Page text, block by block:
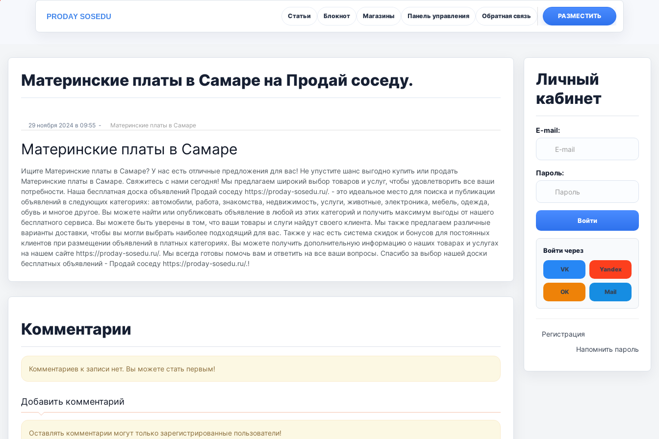
PRODAY SOSEDU Статьи Блокнот Магазины Панель управления Обратная связь РАЗМЕСТИТЬ
Материнские платы в Самаре на Продай соседу.
29 ноября 2024 в 09:55 - Материнские платы в Самаре
Материнские платы в Самаре
Ищите Материнские платы в Самаре? У нас есть отличные предложения для вас! Не упустите шанс выгодно купить или продать
Материнские платы в Самаре. Свяжитесь с нами сегодня! Мы предлагаем широкий выбор товаров и услуг, чтобы удовлетворить все ваши
потребности. Наша бесплатная доска объявлений Продай соседу https://proday-sosedu.ru/. - это идеальное место для поиска и публикации
объявлений в следующих категориях: автомобили, работа, знакомства, недвижимость, услуги, животные, электроника, мебель, одежда,
обувь и многое другое. Вы можете найти или опубликовать объявление в любой из этих категорий и получить максимум выгоды от нашего
бесплатного сервиса. Вы можете быть уверены в том, что ваши товары и слуги найдут своего клиента. Мы также предлагаем различные
варианты доставки, чтобы вы могли выбрать наиболее подходящий для вас. Также у нас есть система скидок и бонусов для постоянных
клиентов при размещении объявлений в платных категориях. Вы можете получить дополнительную информацию о наших товарах и услугах
на нашем сайте https://proday-sosedu.ru/. Мы всегда готовы помочь вам и ответить на все ваши вопросы. Спасибо за выбор нашей доски
бесплатных объявлений - Продай соседу https://proday-sosedu.ru/.!
Комментарии
Комментариев к записи нет. Вы можете стать первым!
Добавить комментарий
Оставлять комментарии могут только зарегистрированные пользователи!
Личный
кабинет
E-mail:
Пароль:
Войти
Войти через
VK Yandex
OK Mail
Регистрация
Напомнить пароль